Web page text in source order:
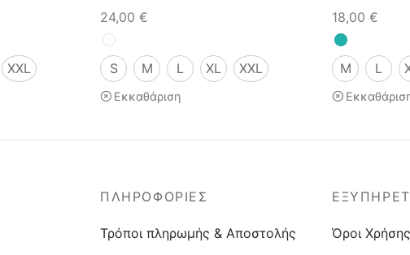
XXL
24,00 €
S M L XL XXL
Εκκαθάριση
18,00 €
M L
ΠΛΗΡΟΦΟΡΙΕΣ
Τρόποι πληρωμής & Αποστολής Όροι Χρήσης